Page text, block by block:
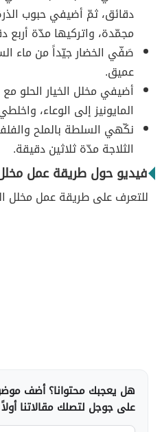
دقائق، ثمّ أضيفي حبوب
مجمّدة، واتركيها مدّة أربع
صَفّي الخضار جيّداً من ماء
عميق.
أضيفي مخلل الخيار الحلو
المايونيز إلى الوعاء،
نكّهي السلطة بالملح
الثلاجة مدّة ثلاثين دقيقة.
فيديو حول طريقة عمل مخلل
للتعرف على طريقة عمل مخلل
هل يعجبك محتوانا؟ أضف
على جوجل لتصلك مقالاتنا